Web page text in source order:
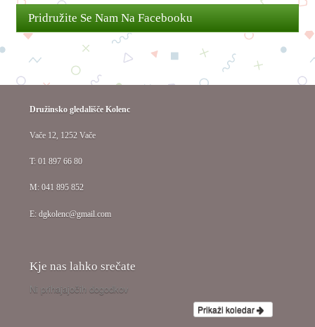
Pridružite Se Nam Na Facebooku
Družinsko gledališče Kolenc
Vače 12, 1252 Vače
T: 01 897 66 80
M: 041 895 852
E: dgkolenc@gmail.com
Kje nas lahko srečate
Ni prihajajočih dogodkov
Prikaži koledar